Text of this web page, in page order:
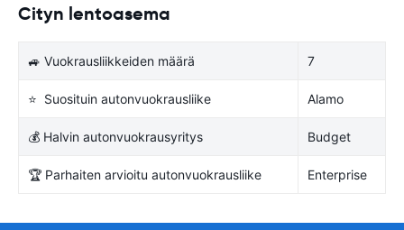
Cityn lentoasema
🚙 Vuokrausliikkeiden määrä 7
⭐ Suosituin autonvuokrausliike Alamo
💰 Halvin autonvuokrausyritys Budget
🏆 Parhaiten arvioitu autonvuokrausliike Enterprise